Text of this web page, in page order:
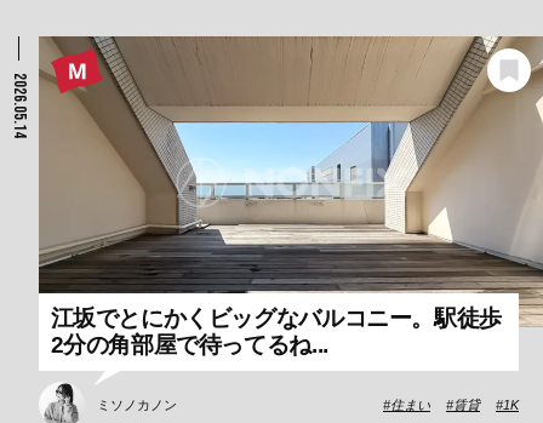
2026.05.14
江坂でとにかくビッグなバルコニー。駅徒歩
2分の角部屋で待ってるね...
ミソノカノン 住まい 賃貸 1K